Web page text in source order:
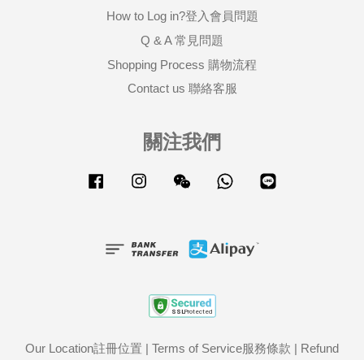
How to Log in?登入會員問題
Q & A 常見問題
Shopping Process 購物流程
Contact us 聯絡客服
關注我們
Facebook Instagram Wechat Whatsapp
Our Location註冊位置 | Terms of Service服務條款 | Refund